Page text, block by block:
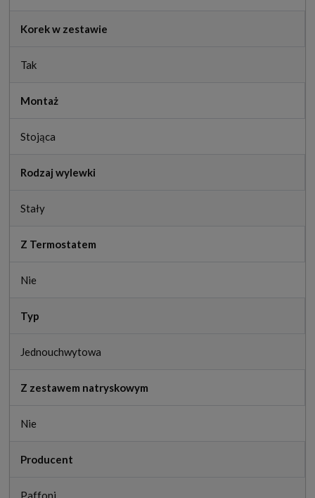
Korek w zestawie
Tak
Montaż
Stojąca
Rodzaj wylewki
Stały
Z Termostatem
Nie
Typ
Jednouchwytowa
Z zestawem natryskowym
Nie
Producent
Paffoni